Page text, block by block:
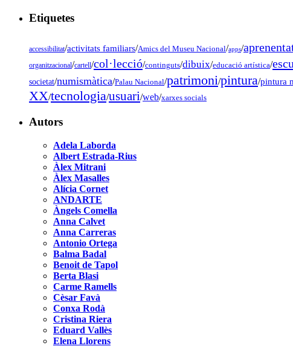
Etiquetes
accessibilitat/activitats familiars/Amics del Museu Nacional/apps/
organitzacional/cartell/col·lecció/continguts/dibuix/educació artística/
societat/numismàtica/Palau Nacional/patrimoni/pintura/pintura
XX/tecnologia/usuari/web/xarxes socials
Autors
Adela Laborda
Albert Estrada-Rius
Àlex Mitrani
Àlex Masalles
Alícia Cornet
ANDARTE
Àngels Comella
Anna Calvet
Anna Carreras
Antonio Ortega
Balma Badal
Benoit de Tapol
Berta Blasi
Carme Ramells
Cèsar Favà
Conxa Rodà
Cristina Riera
Eduard Vallès
Elena Llorens